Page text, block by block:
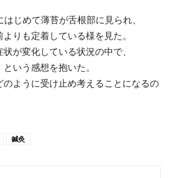
じめて薄苔が舌根部に見られ、
りも定着している様を見た。
が変化している状況の中で、
いう感想を抱いた。
のように受け止め考えることになるの
鍼灸